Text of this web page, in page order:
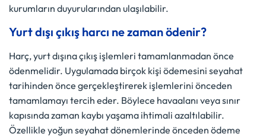
kurumların duyurularından ulaşılabilir.
Yurt dışı çıkış harcı ne zaman ödenir?
Harç, yurt dışına çıkış işlemleri tamamlanmadan önce
ödenmelidir. Uygulamada birçok kişi ödemesini seyahat
tarihinden önce gerçekleştirerek işlemlerini önceden
tamamlamayı tercih eder. Böylece havaalanı veya sınır
kapısında zaman kaybı yaşama ihtimali azaltılabilir.
Özellikle yoğun seyahat dönemlerinde önceden ödeme